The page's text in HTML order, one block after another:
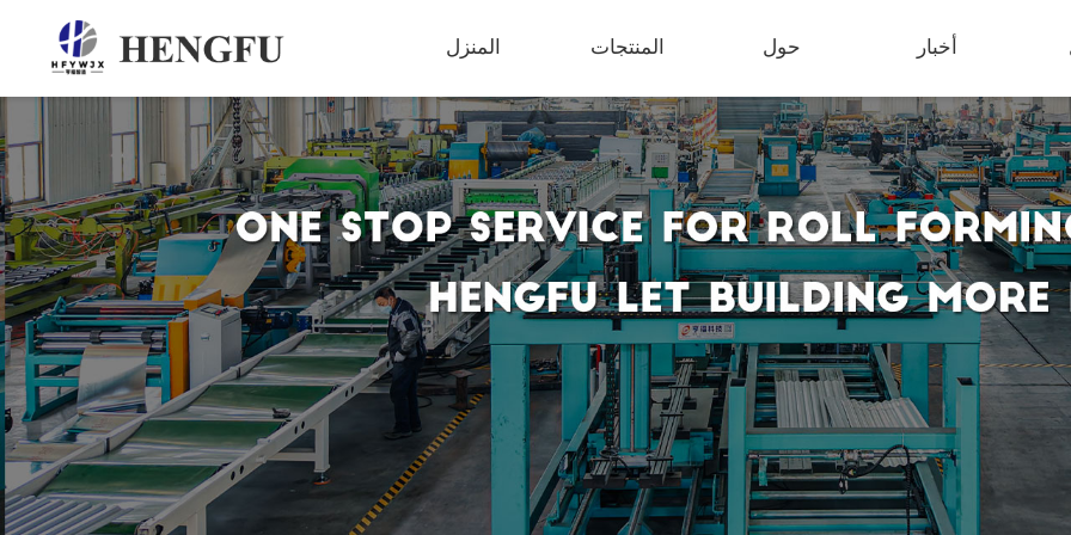
المنزل المنتجات حول أخبار